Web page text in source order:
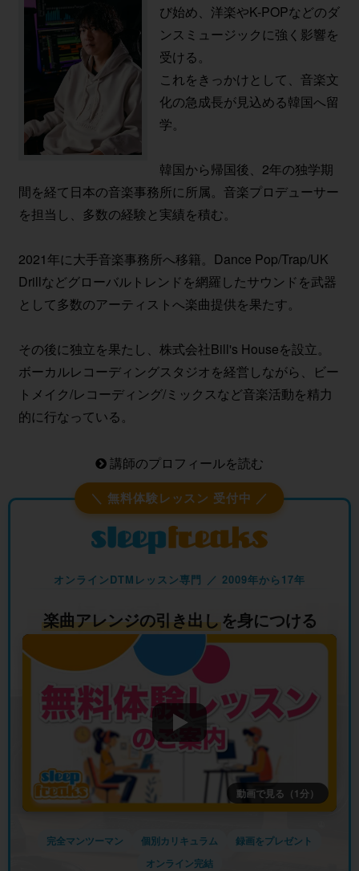
び始め、洋楽やK-POPなどのダ
ンスミュージックに強く影響を
受ける。
これをきっかけとして、音楽文
化の急成長が見込める韓国へ留
学。
韓国から帰国後、2年の独学期
間を経て日本の音楽事務所に所属。音楽プロデューサー
を担当し、多数の経験と実績を積む。
2021年に大手音楽事務所へ移籍。Dance Pop/Trap/UK
Drillなどグローバルトレンドを網羅したサウンドを武器
として多数のアーティストへ楽曲提供を果たす。
その後に独立を果たし、 株式会社Bill's Houseを設立。
ボーカルレコーディングスタジオを経営しながら、ビー
トメイク/レコーディング/ミックスなど音楽活動を精力
的に行なっている。
講師のプロフィールを読む
＼ 無料体験レッスン 受付中 ／
オンラインDTMレッスン専門 ／ 2009年から17年
楽曲アレンジの引き出し を身につける
動画で見る（1分）
完全マンツーマン 個別カリキュラム
録画をプレゼント
オンライン完結